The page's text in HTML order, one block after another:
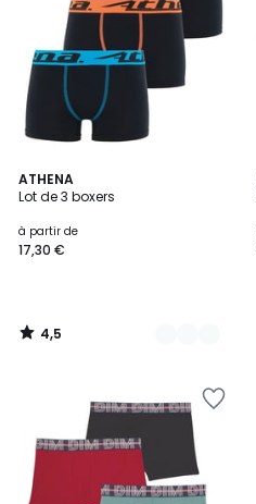
ATHENA
Lot de 3 boxers
à partir de
17,30 €
4,5
/ 5
4
Couleurs
4,5
/